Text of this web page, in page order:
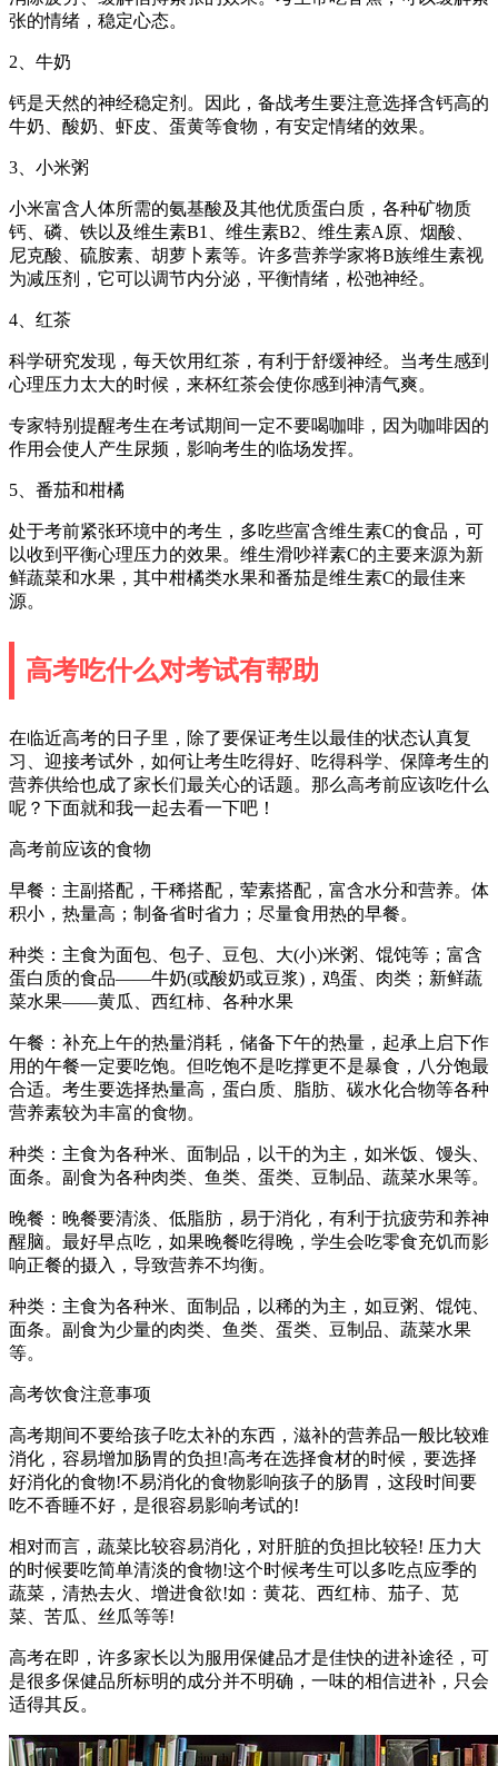
张的情绪，稳定心态。
2、牛奶
钙是天然的神经稳定剂。因此，备战考生要注意选择含钙高的
牛奶、酸奶、虾皮、蛋黄等食物，有安定情绪的效果。
3、小米粥
小米富含人体所需的氨基酸及其他优质蛋白质，各种矿物质
钙、磷、铁以及维生素B1、维生素B2、维生素A原、烟酸、
尼克酸、硫胺素、胡萝卜素等。许多营养学家将B族维生素视
为减压剂，它可以调节内分泌，平衡情绪，松弛神经。
4、红茶
科学研究发现，每天饮用红茶，有利于舒缓神经。当考生感到
心理压力太大的时候，来杯红茶会使你感到神清气爽。
专家特别提醒考生在考试期间一定不要喝咖啡，因为咖啡因的
作用会使人产生尿频，影响考生的临场发挥。
5、番茄和柑橘
处于考前紧张环境中的考生，多吃些富含维生素C的食品，可
以收到平衡心理压力的效果。维生滑吵祥素C的主要来源为新
鲜蔬菜和水果，其中柑橘类水果和番茄是维生素C的最佳来
源。
高考吃什么对考试有帮助
在临近高考的日子里，除了要保证考生以最佳的状态认真复
习、迎接考试外，如何让考生吃得好、吃得科学、保障考生的
营养供给也成了家长们最关心的话题。那么高考前应该吃什么
呢？下面就和我一起去看一下吧！
高考前应该的食物
早餐：主副搭配，干稀搭配，荤素搭配，富含水分和营养。体
积小，热量高；制备省时省力；尽量食用热的早餐。
种类：主食为面包、包子、豆包、大(小)米粥、馄饨等；富含
蛋白质的食品——牛奶(或酸奶或豆浆)，鸡蛋、肉类；新鲜蔬
菜水果——黄瓜、西红柿、各种水果
午餐：补充上午的热量消耗，储备下午的热量，起承上启下作
用的午餐一定要吃饱。但吃饱不是吃撑更不是暴食，八分饱最
合适。考生要选择热量高，蛋白质、脂肪、碳水化合物等各种
营养素较为丰富的食物。
种类：主食为各种米、面制品，以干的为主，如米饭、馒头、
面条。副食为各种肉类、鱼类、蛋类、豆制品、蔬菜水果等。
晚餐：晚餐要清淡、低脂肪，易于消化，有利于抗疲劳和养神
醒脑。最好早点吃，如果晚餐吃得晚，学生会吃零食充饥而影
响正餐的摄入，导致营养不均衡。
种类：主食为各种米、面制品，以稀的为主，如豆粥、馄饨、
面条。副食为少量的肉类、鱼类、蛋类、豆制品、蔬菜水果
等。
高考饮食注意事项
高考期间不要给孩子吃太补的东西，滋补的营养品一般比较难
消化，容易增加肠胃的负担!高考在选择食材的时候，要选择
好消化的食物!不易消化的食物影响孩子的肠胃，这段时间要
吃不香睡不好，是很容易影响考试的!
相对而言，蔬菜比较容易消化，对肝脏的负担比较轻! 压力大
的时候要吃简单清淡的食物!这个时候考生可以多吃点应季的
蔬菜，清热去火、增进食欲!如：黄花、西红柿、茄子、苋
菜、苦瓜、丝瓜等等!
高考在即，许多家长以为服用保健品才是佳快的进补途径，可
是很多保健品所标明的成分并不明确，一味的相信进补，只会
适得其反。